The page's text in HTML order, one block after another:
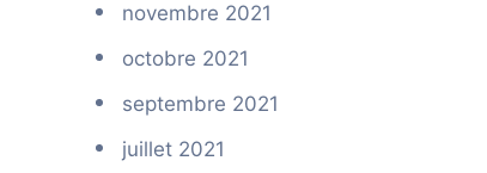
novembre 2021
octobre 2021
septembre 2021
juillet 2021